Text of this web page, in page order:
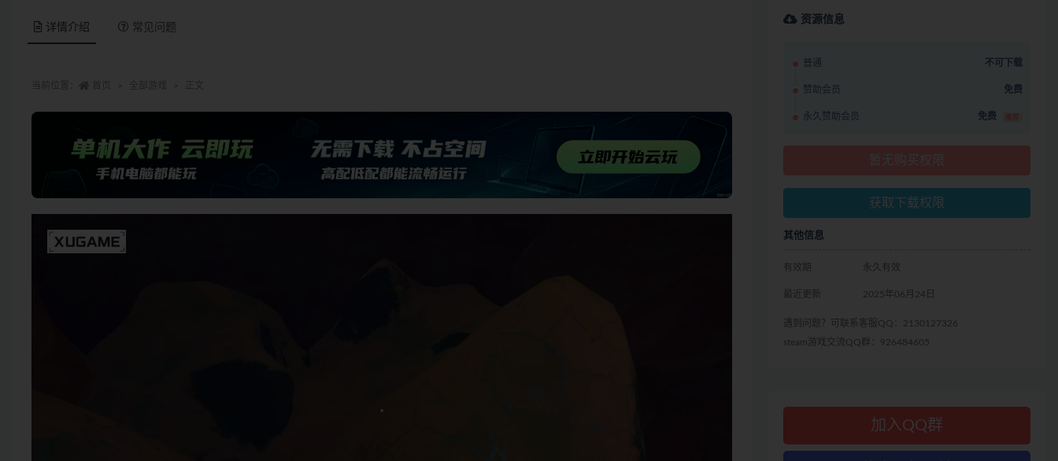
详情介绍 常见问题
资源信息
普通 不可下载
赞助会员 免费
永久赞助会员 免费 推荐
获取下载权限
其他信息
有效期 永久有效
最近更新 2025年06月24日
遇到问题？可联系客服QQ：2130127326
steam游戏交流QQ群：926484605
加入QQ群